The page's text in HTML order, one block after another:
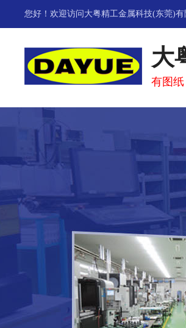
您好！欢迎访问大粤精工金属科技(东莞)
大
有图